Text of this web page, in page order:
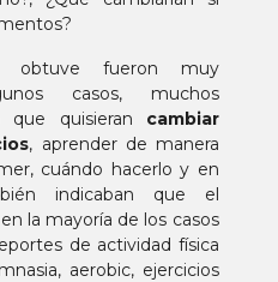
obtuve fueron muy
casos, muchos
que quisieran cambiar
, aprender de manera
cuándo hacerlo y en
indicaban que el
la mayoría de los casos
de actividad física
aerobic, ejercicios